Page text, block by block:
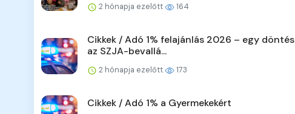
2 hónapja ezelőtt 164
Cikkek / Adó 1% felajánlás 2026 – egy döntés
az SZJA-bevallá...
2 hónapja ezelőtt 173
Cikkek / Adó 1% a Gyermekekért